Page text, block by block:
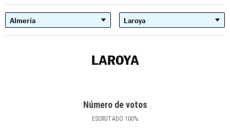
LAROYA
Número de votos
ESCRUTADO 100%